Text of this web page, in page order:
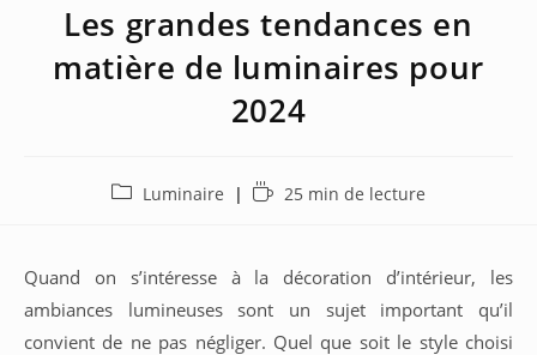
Les grandes tendances en
matière de luminaires pour
2024
Post Luminaire
Temps25 min de lecture
Quand on s’intéresse à la décoration d’intérieur, les
ambiances lumineuses sont un sujet important qu’il
convient de ne pas négliger. Quel que soit le style choisi